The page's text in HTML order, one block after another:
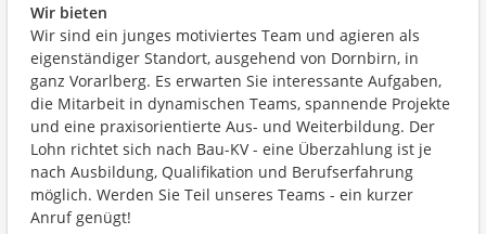
Wir bieten
Wir sind ein junges motiviertes Team und agieren als
eigenständiger Standort, ausgehend von Dornbirn, in
ganz Vorarlberg. Es erwarten Sie interessante Aufgaben,
die Mitarbeit in dynamischen Teams, spannende Projekte
und eine praxisorientierte Aus- und Weiterbildung. Der
Lohn richtet sich nach Bau-KV - eine Überzahlung ist je
nach Ausbildung, Qualifikation und Berufserfahrung
möglich. Werden Sie Teil unseres Teams - ein kurzer
Anruf genügt!